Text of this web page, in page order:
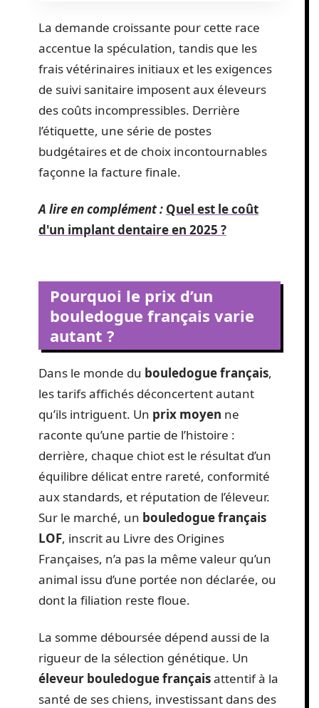
La demande croissante pour cette race
accentue la spéculation, tandis que les
frais vétérinaires initiaux et les exigences
de suivi sanitaire imposent aux éleveurs
des coûts incompressibles. Derrière
l’étiquette, une série de postes
budgétaires et de choix incontournables
façonne la facture finale.
A lire en complément : Quel est le coût
d'un implant dentaire en 2025 ?
Pourquoi le prix d’un
bouledogue français varie
autant ?
Dans le monde du bouledogue français,
les tarifs affichés déconcertent autant
qu’ils intriguent. Un prix moyen ne
raconte qu’une partie de l’histoire :
derrière, chaque chiot est le résultat d’un
équilibre délicat entre rareté, conformité
aux standards, et réputation de l’éleveur.
Sur le marché, un bouledogue français
LOF, inscrit au Livre des Origines
Françaises, n’a pas la même valeur qu’un
animal issu d’une portée non déclarée, ou
dont la filiation reste floue.
La somme déboursée dépend aussi de la
rigueur de la sélection génétique. Un
éleveur bouledogue françaisattentif à la
santé de ses chiens, investissant dans des